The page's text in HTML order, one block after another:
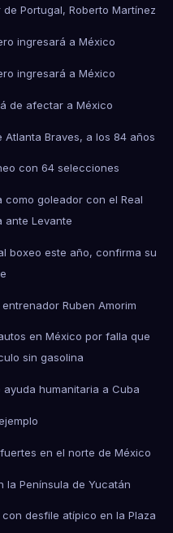
Portugal, Roberto Martínez
ingresará a México
ingresará a México
de afectar a México
Atlanta Braves, a los 84 años
con 64 selecciones
goleador con el Real
ante Levante
boxeo este año, confirma su
Ruben Amorim
en México por falla que
sin gasolina
humanitaria a Cuba
en el norte de México
la Península de Yucatán
desfile atípico en la Plaza